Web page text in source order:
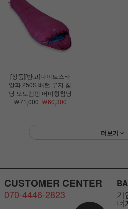
[정품][반고]나이트스타
알파 250S 배턴 루지 침
낭 오토캠핑 머미형침낭
￦71,000￦60,300
더보기
CUSTOMER CENTER
070-4446-2823 기
너